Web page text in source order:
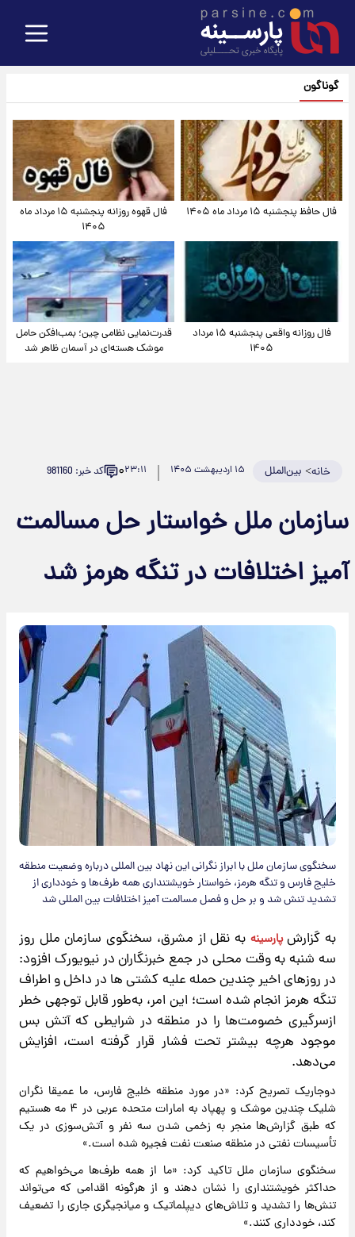
گوناگون
فال حافظ پنجشنبه ۱۵ مرداد ماه ۱۴۰۵
فال قهوه روزانه پنجشنبه ۱۵ مرداد ماه
۱۴۰۵
فال روزانه واقعی پنجشنبه ۱۵ مرداد
۱۴۰۵
قدرت‌نمایی نظامی چین؛ بمب‌افکن حامل
موشک هسته‌ای در آسمان ظاهر شد
خانه> بین‌الملل ۱۵ اردیبهشت ۱۴۰۵ ۲۳:۱۱۰ کد خبر: 981160
سازمان ملل خواستار حل مسالمت
آمیز اختلافات در تنگه هرمز شد
سخنگوی سازمان ملل با ابراز نگرانی این نهاد بین المللی درباره وضعیت منطقه
خلیج فارس و تنگه هرمز، خواستار خویشتنداری همه طرف‌ها و خودداری از
تشدید تنش شد و بر حل و فصل مسالمت آمیز اختلافات بین المللی شد
به گزارش پارسینه به نقل از مشرق، سخنگوی سازمان ملل روز
سه شنبه به وقت محلی در جمع خبرنگاران در نیویورک افزود:
در روزهای اخیر چندین حمله علیه کشتی ها در داخل و اطراف
تنگه هرمز انجام شده است؛ این امر، به‌طور قابل توجهی خطر
ازسرگیری خصومت‌ها را در منطقه در شرایطی که آتش بس
موجود هرچه بیشتر تحت فشار قرار گرفته است، افزایش
می‌دهد.
دوجاریک تصریح کرد: «در مورد منطقه خلیج فارس، ما عمیقا نگران
شلیک چندین موشک و پهپاد به امارات متحده عربی در ۴ مه هستیم
که طبق گزارش‌ها منجر به زخمی شدن سه نفر و آتش‌سوزی در یک
تأسیسات نفتی در منطقه صنعت نفت فجیره شده است.»
سخنگوی سازمان ملل تاکید کرد: «ما از همه طرف‌ها می‌خواهیم که
حداکثر خویشتنداری را نشان دهند و از هرگونه اقدامی که می‌تواند
تنش‌ها را تشدید و تلاش‌های دیپلماتیک و میانجیگری جاری را تضعیف
کند، خودداری کنند.»